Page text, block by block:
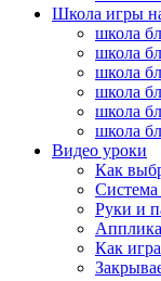
Школа игры
школа
школа
школа
школа
школа
школа
Видео уроки
Как
Руки и
Как